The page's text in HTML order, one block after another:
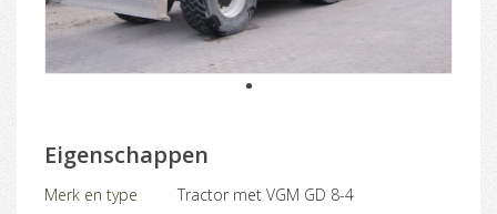
1
Eigenschappen
Merk en type
Tractor met VGM GD 8-4